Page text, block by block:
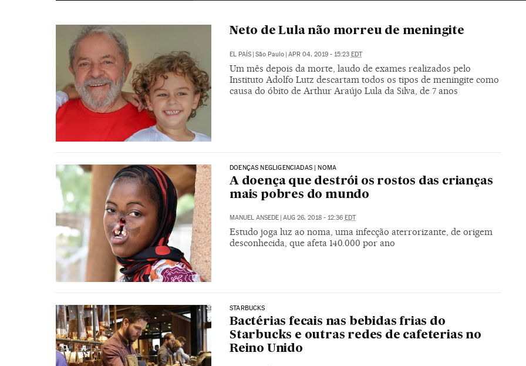
Neto de Lula não morreu de meningite
EL PAÍS | São Paulo | APR 04, 2019 - 15:23 EDT
Um mês depois da morte, laudo de exames realizados pelo
Instituto Adolfo Lutz descartam todos os tipos de meningite como
causa do óbito de Arthur Araújo Lula da Silva, de 7 anos
DOENÇAS NEGLIGENCIADAS | NOMA
A doença que destrói os rostos das crianças
mais pobres do mundo
MANUEL ANSEDE AUG 26, 2018 - 12:36 EDT
Estudo joga luz ao noma, uma infecção aterrorizante, de origem
desconhecida, que afeta 140.000 por ano
STARBUCKS
Bactérias fecais nas bebidas frias do
Starbucks e outras redes de cafeterias no
Reino Unido